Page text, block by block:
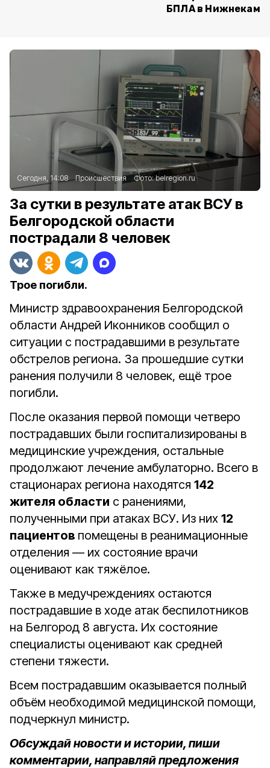
БПЛА в
Сегодня, 14:08 Происшествия Фото:belregion.ru
За сутки в результате атак ВСУ в
Белгородской области
пострадали 8 человек
Трое погибли.
Министр здравоохранения Белгородской
области Андрей Иконников сообщил о
ситуации с пострадавшими в результате
обстрелов региона. За прошедшие сутки
ранения получили 8 человек, ещё трое
погибли.
После оказания первой помощи четверо
пострадавших были госпитализированы в
медицинские учреждения, остальные
продолжают лечение амбулаторно. Всего в
стационарах региона находятся 142
жителя области с ранениями,
полученными при атаках ВСУ. Из них 12
пациентов помещены в реанимационные
отделения — их состояние врачи
оценивают как тяжёлое.
Также в медучреждениях остаются
пострадавшие в ходе атак беспилотников
на Белгород 8 августа. Их состояние
специалисты оценивают как средней
степени тяжести.
Всем пострадавшим оказывается полный
объём необходимой медицинской помощи,
подчеркнул министр.
Обсуждай новости и истории, пиши
комментарии, направляй предложения